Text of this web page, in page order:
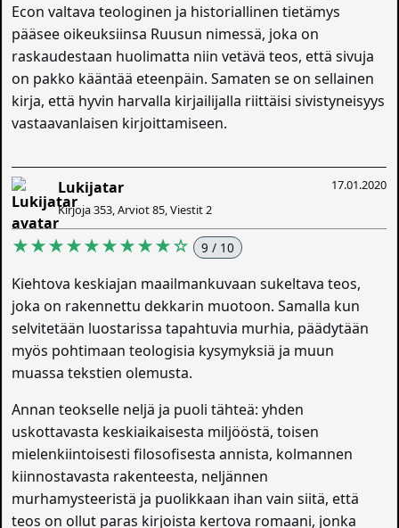
Econ valtava teologinen ja historiallinen tietämys
pääsee oikeuksiinsa Ruusun nimessä, joka on
raskaudestaan huolimatta niin vetävä teos, että sivuja
on pakko kääntää eteenpäin. Samaten se on sellainen
kirja, että hyvin harvalla kirjailijalla riittäisi sivistyneisyys
vastaavanlaisen kirjoittamiseen.
17.01.2020
Lukijatar
Kirjoja 353, Arviot 85, Viestit 2
★★★★★★★★★☆ 9 / 10
Kiehtova keskiajan maailmankuvaan sukeltava teos,
joka on rakennettu dekkarin muotoon. Samalla kun
selvitetään luostarissa tapahtuvia murhia, päädytään
myös pohtimaan teologisia kysymyksiä ja muun
muassa tekstien olemusta.
Annan teokselle neljä ja puoli tähteä: yhden
uskottavasta keskiaikaisesta miljööstä, toisen
mielenkiintoisesti filosofisesta annista, kolmannen
kiinnostavasta rakenteesta, neljännen
murhamysteeristä ja puolikkaan ihan vain siitä, että
teos on ollut paras kirjoista kertova romaani, jonka